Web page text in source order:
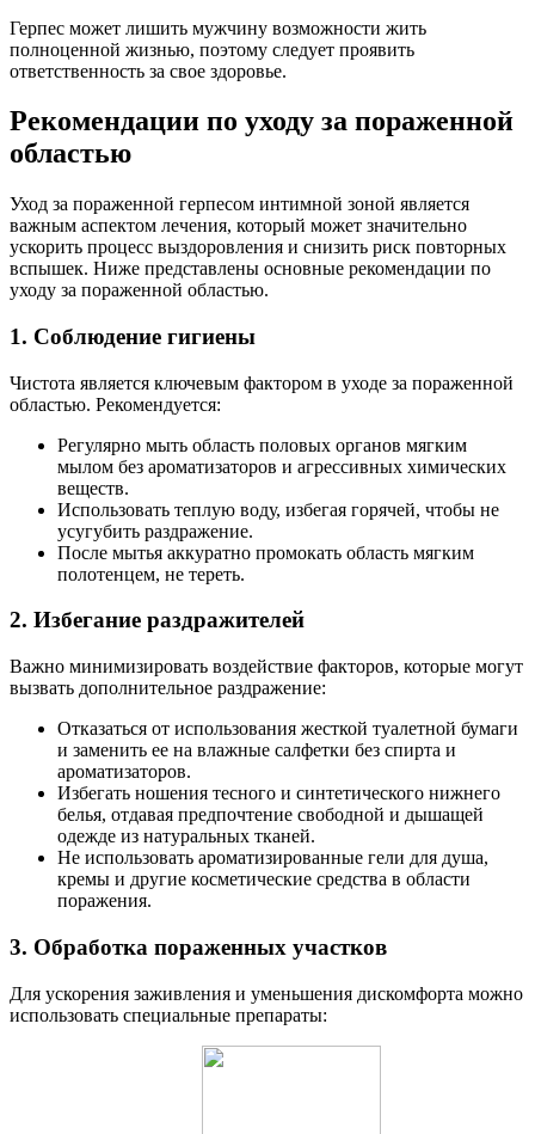
Герпес может лишить мужчину возможности жить
полноценной жизнью, поэтому следует проявить
ответственность за свое здоровье.
Рекомендации по уходу за пораженной
областью
Уход за пораженной герпесом интимной зоной является
важным аспектом лечения, который может значительно
ускорить процесс выздоровления и снизить риск повторных
вспышек. Ниже представлены основные рекомендации по
уходу за пораженной областью.
1. Соблюдение гигиены
Чистота является ключевым фактором в уходе за пораженной
областью. Рекомендуется:
Регулярно мыть область половых органов мягким
мылом без ароматизаторов и агрессивных химических
веществ.
Использовать теплую воду, избегая горячей, чтобы не
усугубить раздражение.
После мытья аккуратно промокать область мягким
полотенцем, не тереть.
2. Избегание раздражителей
Важно минимизировать воздействие факторов, которые могут
вызвать дополнительное раздражение:
Отказаться от использования жесткой туалетной бумаги
и заменить ее на влажные салфетки без спирта и
ароматизаторов.
Избегать ношения тесного и синтетического нижнего
белья, отдавая предпочтение свободной и дышащей
одежде из натуральных тканей.
Не использовать ароматизированные гели для душа,
кремы и другие косметические средства в области
поражения.
3. Обработка пораженных участков
Для ускорения заживления и уменьшения дискомфорта можно
использовать специальные препараты: